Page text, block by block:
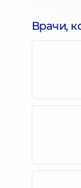
Врачи,